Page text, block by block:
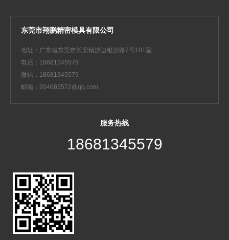
东莞市翔鹏精密模具有限公司
地址：广东省东莞市长安镇沙边银沙路7号101室
电话：18681345579
微信：18681345579
邮箱：954685572@qq.com
服务热线
18681345579